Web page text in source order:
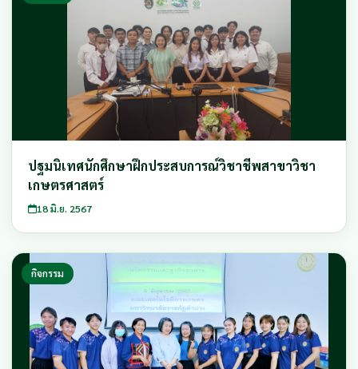
ปฐมนิเทศนักศึกษาฝึกประสบการณ์วิชาชีพสาขาวิชา
เกษตรศาสตร์
18 มิ.ย. 2567
กิจกรรม